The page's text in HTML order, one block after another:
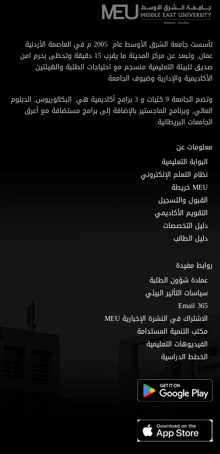
تأسست جامعة الشرق الأوسط عام 2005 م في العاصمة الأردنية
عمان, وتبعد عن مركز المدينة ما يقرب 15 دقيقة وتحظى بحرم امن
صديق للبيئة التعليمية منسجم مع احتياجات الطلبة والهيئتين
الأكاديمية والإدارية وضيوف الجامعة
وتضم الجامعة 9 كليات و 3 برامج أكاديمية هي: البكالوريوس, الدبلوم
العالي, وبرنامج الماجستير بالإضافة إلى برامج مستضافة مع أعرق
الجامعات البريطانية.
معلومات عن
البوابة التعليمية
نظام التعلم الإلكتروني
MEU خريطة
القبول والتسجيل
التقويم الأكاديمي
دليل التخصصات
دليل الطالب
روابط مفيدة
عمادة شؤون الطلبة
سياسات التأثير البيئي
Email 365
الاشتراك في النشرة الإخبارية MEU
مكتب التنمية المستدامة
الفيديوهات التعليمية
الخطط الدراسية